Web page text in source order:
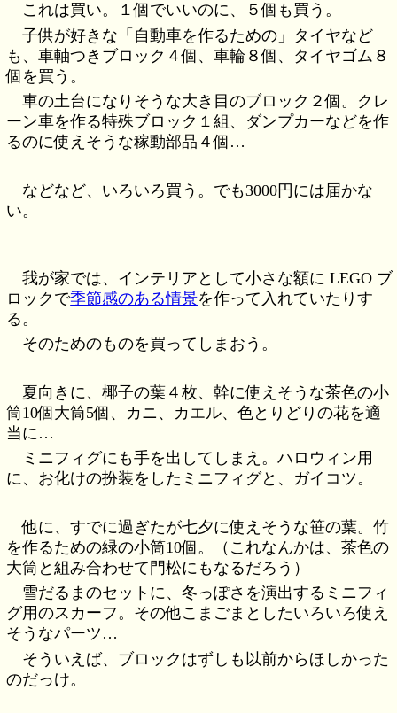
これは買い。１個でいいのに、５個も買う。
子供が好きな「自動車を作るための」タイヤなど
も、車軸つきブロック４個、車輪８個、タイヤゴム８
個を買う。
車の土台になりそうな大き目のブロック２個。クレ
ーン車を作る特殊ブロック１組、ダンプカーなどを作
るのに使えそうな稼動部品４個…
などなど、いろいろ買う。でも3000円には届かな
い。
我が家では、インテリアとして小さな額に LEGO ブ
ロックで季節感のある情景を作って入れていたりす
る。
そのためのものを買ってしまおう。
夏向きに、椰子の葉４枚、幹に使えそうな茶色の小
筒10個大筒5個、カニ、カエル、色とりどりの花を適
当に…
ミニフィグにも手を出してしまえ。ハロウィン用
に、お化けの扮装をしたミニフィグと、ガイコツ。
他に、すでに過ぎたが七夕に使えそうな笹の葉。竹
を作るための緑の小筒10個。（これなんかは、茶色の
大筒と組み合わせて門松にもなるだろう）
雪だるまのセットに、冬っぽさを演出するミニフィ
グ用のスカーフ。その他こまごまとしたいろいろ使え
そうなパーツ…
そういえば、ブロックはずしも以前からほしかった
のだっけ。